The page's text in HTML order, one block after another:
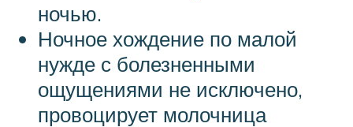
ночью.
Ночное хождение по малой
нужде с болезненными
ощущениями не исключено,
провоцирует молочница